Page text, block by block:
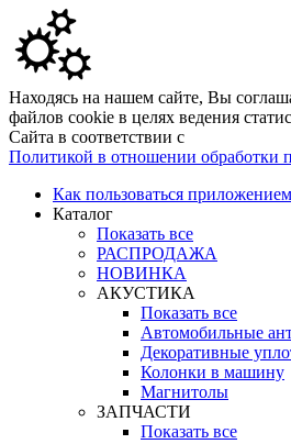
Находясь на нашем сайте, Вы
файлов cookie в целях ведения
Сайта в соответствии с
Политикой в отношении обработки
Как пользоваться приложением
Каталог
Показать все
РАСПРОДАЖА
НОВИНКА
АКУСТИКА
Показать все
Автомобильные
Декоративные
Колонки в машину
Магнитолы
ЗАПЧАСТИ
Показать все